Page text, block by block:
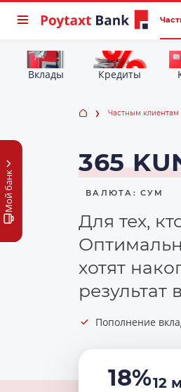
Мой банк
Вклады Кредиты
Частным клиентам
365
ВАЛЮТА: СУМ
Для тех,
хотят
результат
Пополнение
18%12